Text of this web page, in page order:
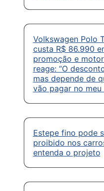
Volkswagen Polo
custa R$ 86.990
promoção e
reage: “O
mas depende de
vão pagar no meu
Estepe fino pode
proibido nos
entenda o projeto